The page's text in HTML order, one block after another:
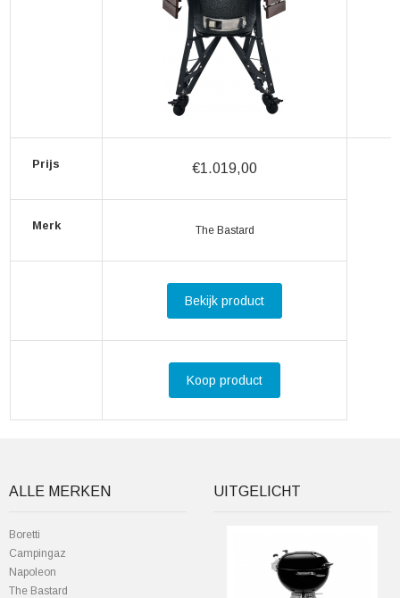
Prijs €1.019,00
Merk The Bastard
Bekijk product
Koop product
ALLE MERKEN
Boretti
Campingaz
Napoleon
The Bastard
UITGELICHT